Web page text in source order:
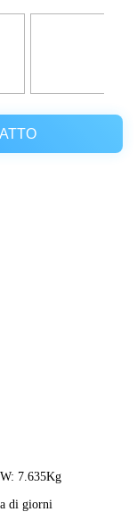
7.635Kg
di giorni